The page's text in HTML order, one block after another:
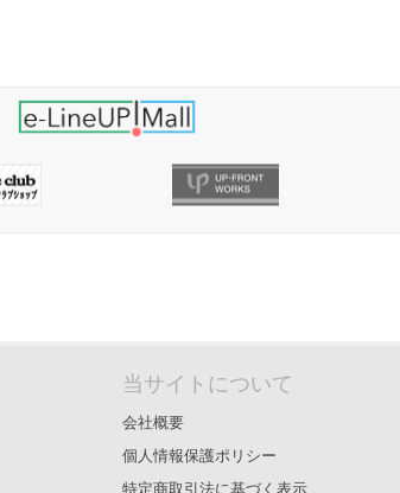
当サイトについて
会社概要
個人情報保護ポリシー
特定商取引法に基づく表示